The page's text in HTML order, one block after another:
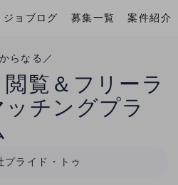
案件紹介
募集一覧
ジョブログ
らなる／
覧＆フリーラ
チングプラ
プライド・トゥ